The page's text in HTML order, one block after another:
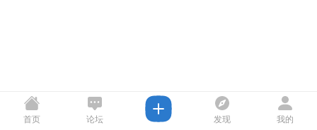
首页 论坛 发现 我的